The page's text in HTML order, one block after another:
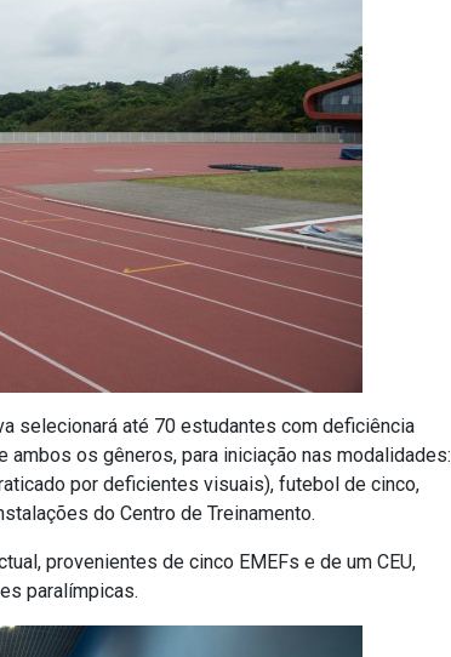
selecionará até 70 estudantes com deficiência
os gêneros, para iniciação nas modalidades:
por deficientes visuais), futebol de cinco,
do Centro de Treinamento.
provenientes de cinco EMEFs e de um CEU,
paralímpicas.